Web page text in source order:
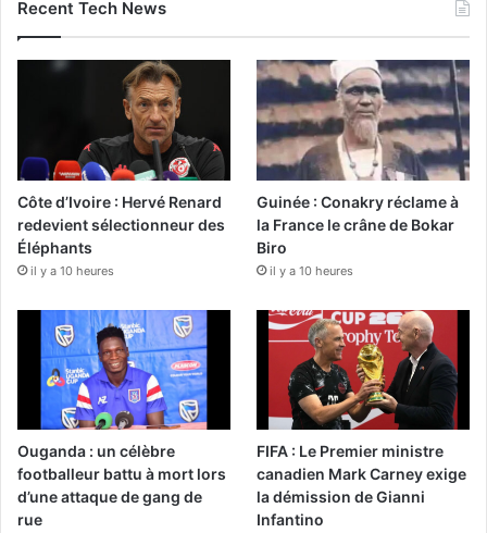
Recent Tech News
Côte d’Ivoire : Hervé Renard
redevient sélectionneur des
Éléphants
il y a 10 heures
Guinée : Conakry réclame à
la France le crâne de Bokar
Biro
il y a 10 heures
Ouganda : un célèbre
footballeur battu à mort lors
d’une attaque de gang de
rue
FIFA : Le Premier ministre
canadien Mark Carney exige
la démission de Gianni
Infantino